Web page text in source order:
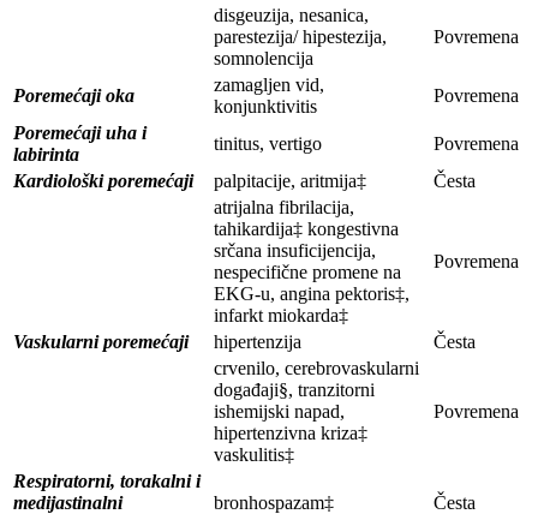
disgeuzija, nesanica,
parestezija/ hipestezija,
somnolencija
Povremena
Poremećaji oka
zamagljen vid,
konjunktivitis
Povremena
Poremećaji uha i
labirinta
tinitus, vertigo
Povremena
Kardiološki poremećaji
palpitacije, aritmija‡
Česta
atrijalna fibrilacija,
tahikardija‡ kongestivna
srčana insuficijencija,
nespecifične promene na
EKG-u, angina pektoris‡,
infarkt miokarda‡
Povremena
Vaskularni poremećaji hipertenzija
Česta
crvenilo, cerebrovaskularni
događaji§, tranzitorni
ishemijski napad,
hipertenzivna kriza‡
vaskulitis‡
Povremena
Respiratorni, torakalni i
medijastinalni
bronhospazam‡ Česta